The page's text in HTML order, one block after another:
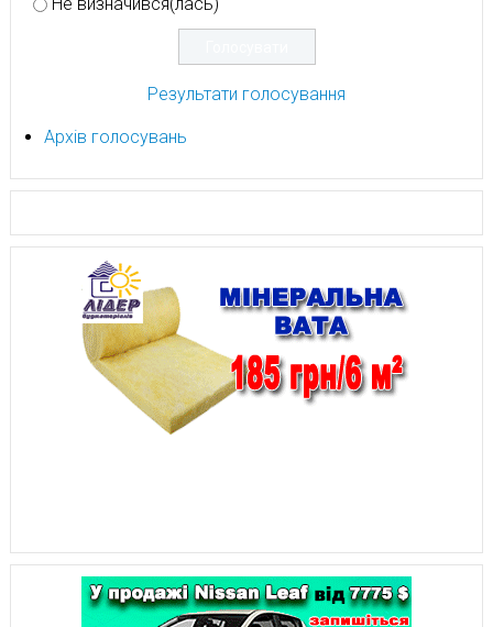
Результати голосування
Архів голосувань